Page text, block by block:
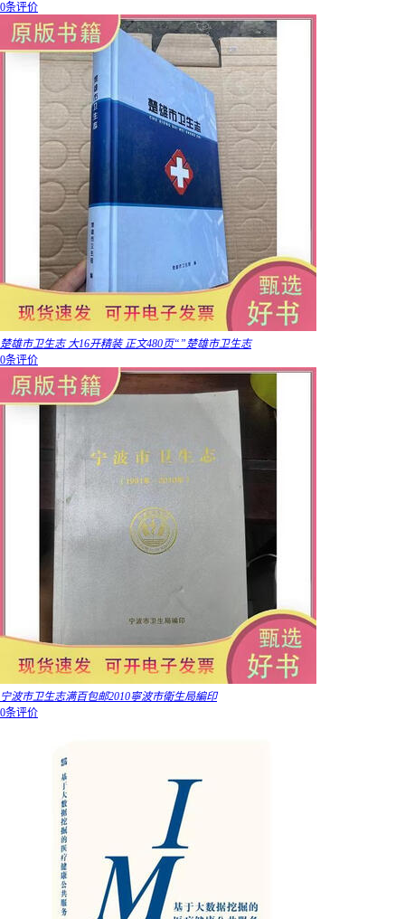
0条评价
楚雄市卫生志 大16开精装 正文480页“”楚雄市卫生志
0条评价
宁波市卫生志满百包邮2010寧波市衛生局編印
0条评价